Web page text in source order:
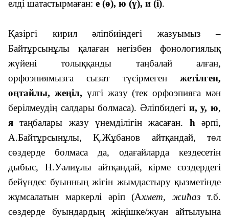
елді шатастырмаған: е (ө), ю (ү), и (і).
Қазіргі кирил әліпбиіндегі жазуымыз –
Байтұрсынұлы қалаған негізбен фонологиялық
жүйені толыққанды таңбалай алған,
орфоэпиямызға сызат түсірмеген жетілген,
оңтайлы, жеңіл, үлгі жазу (тек орфоэпияға мән
берілмеудің салдары болмаса). Әліпбидегі и, у, ю,
я таңбалары жазу үнемділігін жасаған. һәрпі,
А.Байтұрсынұлы, Қ.Жұбанов айтқандай, төл
сөздерде болмаса да, одағайларда кездесетін
дыбыс, Н.Уәлиұлы айтқандай, кірме сөздердегі
бейүндес буынның жігін жымдастыру қызметінде
жұмсалатын маркерлі әріп (Ахмет, жићазт.б.
сөздерде буындардың жіңішке/жуан айтылуына